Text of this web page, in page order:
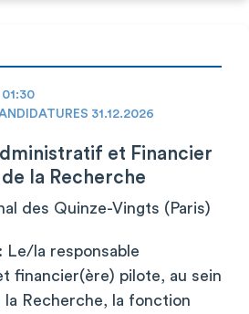
01:30
31.12.2026
et Financier
la Recherche
des Quinze-Vingts (Paris)
Le/la responsable
financier(ère) pilote, au sein
Recherche, la fonction